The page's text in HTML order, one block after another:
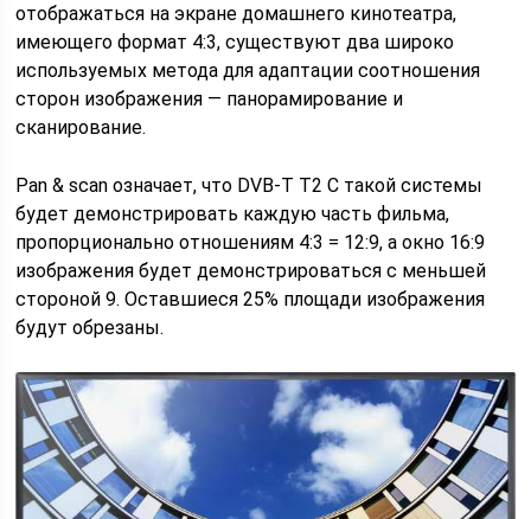
отображаться на экране домашнего кинотеатра,
имеющего формат 4:3, существуют два широко
используемых метода для адаптации соотношения
сторон изображения — панорамирование и
сканирование.
Pan & scan означает, что DVB-T T2 C такой системы
будет демонстрировать каждую часть фильма,
пропорционально отношениям 4:3 = 12:9, а окно 16:9
изображения будет демонстрироваться с меньшей
стороной 9. Оставшиеся 25% площади изображения
будут обрезаны.